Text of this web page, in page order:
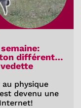
différent…
physique
devenu une